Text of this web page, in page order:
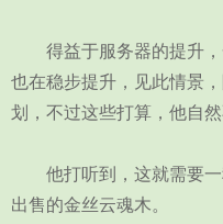
得益于服务器的提升，
也在稳步提升，见此情景
划，不过这些打算，他自然
他打听到，这就需要一
出售的金丝云魂木。